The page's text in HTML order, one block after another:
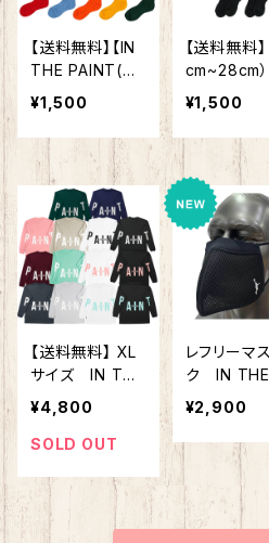
【送料無料】【IN
THE PAINT(イ
ンザペイント)】
バスケ ソック
ス ブラック
ホワイト ITP2
5121A
¥1,500
【送料無料】
cm~28cm
THE PAINT
ンザペイン
P19332B
ス バスケ 靴
バッソク
ーツ 大人気のイ
ンザペイ
新デザイ
スケ靴下
¥1,500
【送料無料】 XL
サイズ IN THE
PAINT インザペ
イント LONG SL
EEVE SHIRTS
シャツ ユニセ
ックス 長袖Tシ
ャツ スポーツ バ
¥4,800
SOLD OUT
レフリーマス
ク IN THE
NT インザペ
ール 審判
スク 飛沫防
止 2022
rf800)
¥2,900